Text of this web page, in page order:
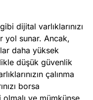
dijital varlıklarınızı
yol sunar. Ancak,
daha yüksek
düşük güvenlik
çalınma
borsa